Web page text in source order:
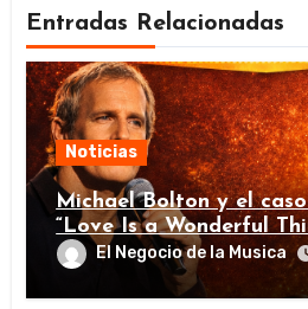
Entradas Relacionadas
Noticias
Michael Bolton y el
“Love Is a Wonderful
El Negocio de la Musica